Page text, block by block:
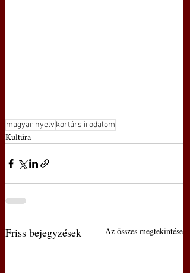
magyar nyelv kortárs irodalom
Kultúra
Friss bejegyzések Az összes megtekintése